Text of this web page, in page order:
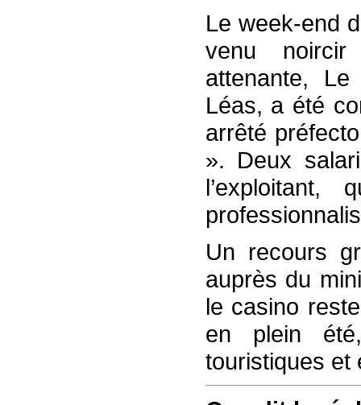
Le week-end
venu
attenante,
Léas, a été
arrêté
». Deux
Un recours
auprès du
le casino
en plein
touristiques et